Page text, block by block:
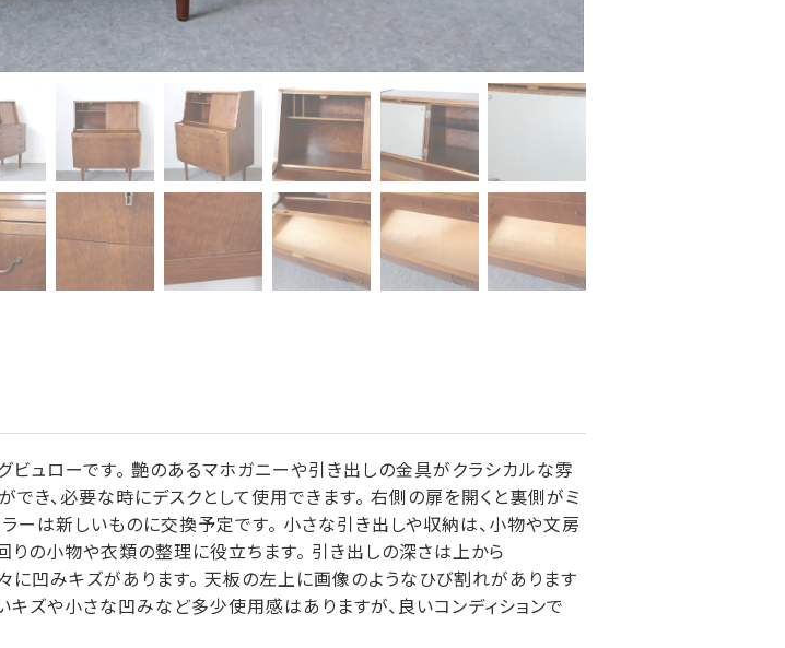
ュローです。 艶のあるマホガニーや引き出しの金具がクラシカルな雰
き、必要な時にデスクとして使用できます。 右側の扉を開くと裏側がミ
ーは新しいものに交換予定です。 小さな引き出しや収納は、小物や文房
の小物や衣類の整理に役立ちます。 引き出しの深さは上から
凹みキズがあります。 天板の左上に画像のようなひび割れがあります
ズや小さな凹みなど多少使用感はありますが、良いコンディションで